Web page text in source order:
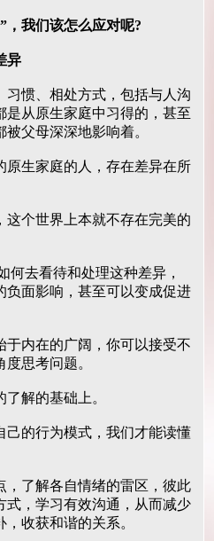
，我们该怎么应对呢?
异
惯、相处方式，包括与人沟
是从原生家庭中习得的，甚至
父母深深地影响着。
生家庭的人，存在差异在所
个世界上本就不存在完美的
去看待和处理这种差异，
负面影响，甚至可以变成促进
内在的广阔，你可以接受不
思考问题。
解的基础上。
的行为模式，我们才能读懂
了解各自情绪的雷区，彼此
式，学习有效沟通，从而减少
收获和谐的关系。